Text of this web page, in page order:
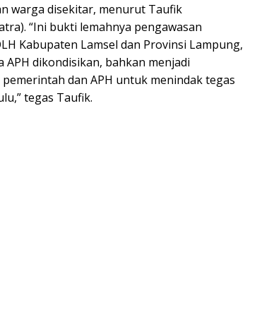
warga disekitar, menurut Taufik
“Ini bukti lemahnya pengawasan
Kabupaten Lamsel dan Provinsi Lampung,
APH dikondisikan, bahkan menjadi
dan APH untuk menindak tegas
tegas Taufik.